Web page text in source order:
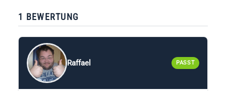
1 BEWERTUNG
Raffael PASST